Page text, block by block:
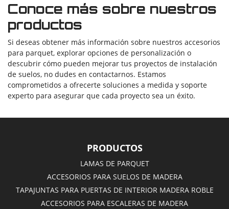
Conoce más sobre nuestros
productos
Si deseas obtener más información sobre nuestros accesorios
para parquet, explorar opciones de personalización o
descubrir cómo pueden mejorar tus proyectos de instalación
de suelos, no dudes en contactarnos. Estamos
comprometidos a ofrecerte soluciones a medida y soporte
experto para asegurar que cada proyecto sea un éxito.
PRODUCTOS
LAMAS DE PARQUET
ACCESORIOS PARA SUELOS DE MADERA
TAPAJUNTAS PARA PUERTAS DE INTERIOR MADERA ROBLE
ACCESORIOS PARA ESCALERAS DE MADERA